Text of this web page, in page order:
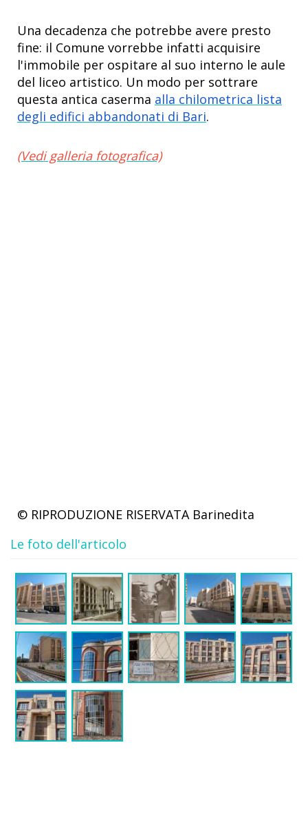
Una decadenza che potrebbe avere presto
fine: il Comune vorrebbe infatti acquisire
l'immobile per ospitare al suo interno le aule
del liceo artistico. Un modo per sottrare
questa antica caserma alla chilometrica lista
degli edifici abbandonati di Bari.
(Vedi galleria fotografica)
© RIPRODUZIONE RISERVATA Barinedita
Le foto dell'articolo